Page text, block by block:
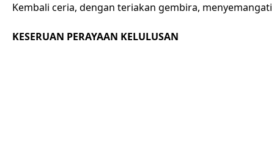
Kembali ceria, dengan teriakan gembira,
KESERUAN PERAYAAN KELULUSAN